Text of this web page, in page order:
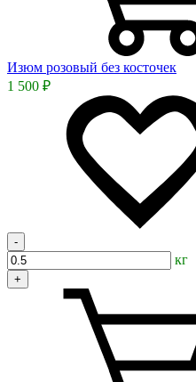
Изюм розовый без косточек
1 500 ₽
-
кг
+